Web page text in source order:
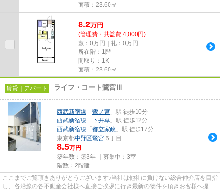
面積：23.60㎡
8.2万円
(管理費・共益費 4,000円)
敷：0万円｜礼：0万円
所在階：1階
間取り：1K
面積：23.60㎡
賃貸｜アパート ライフ・コート鷺宮Ⅲ
西武新宿線 「 鷺ノ宮 」駅 徒歩10分
西武新宿線 「 下井草 」駅 徒歩12分
西武新宿線 「 都立家政 」駅 徒歩17分
東京都中野区鷺宮 ５丁目
8.5万円
築年数：築3年 ｜募集中： 3室
階数：2階建
ここまでご覧頂きありがとうございます♪当社は他社に負けない総合仲介店を目指
し、各沿線の各不動産会社様へ直接ご挨拶に行き最新の物件を頂きお客様へ提供